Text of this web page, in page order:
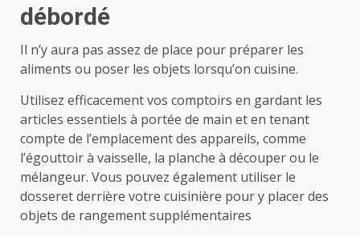
débordé
Il n’y aura pas assez de place pour préparer les
aliments ou poser les objets lorsqu’on cuisine.
Utilisez efficacement vos comptoirs en gardant les
articles essentiels à portée de main et en tenant
compte de l’emplacement des appareils, comme
l’égouttoir à vaisselle, la planche à découper ou le
mélangeur. Vous pouvez également utiliser le
dosseret derrière votre cuisinière pour y placer des
objets de rangement supplémentaires